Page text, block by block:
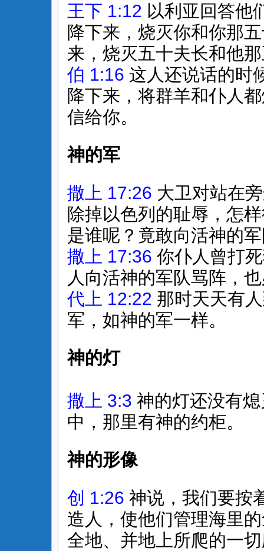
王下 1:12 以利亚回答他
降下来，烧灭你和你那
来，烧灭五十夫长和他
伯 1:16 这人还说话的时
降下来，将群羊和仆人
信给你。
神的军
撒上 17:26 大卫对站在
除掉以色列的耻辱，怎
是谁呢？竟敢向活神的
撒上 17:36 你仆人曾打
人向活神的军队骂阵，
代上 12:22 那时天天有
军，如神的军一样。
神的灯
撒上 3:3 神的灯还没有
中，那里有神的约柜。
神的形像
创 1:26 神说，我们要按
造人，使他们管理海里
全地、并地上所爬的一